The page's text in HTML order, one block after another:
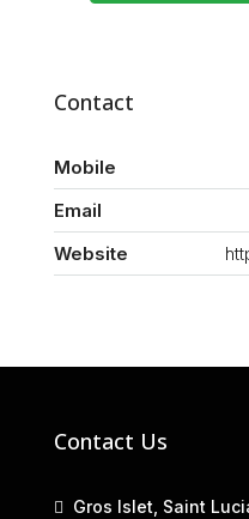
Contact
Mobile
Email
Website
Contact Us
Gros Islet, Saint